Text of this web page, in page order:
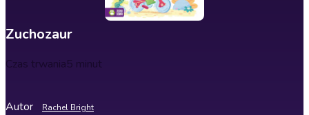
Zuchozaur
Czas trwania5 minut
Autor Rachel Bright